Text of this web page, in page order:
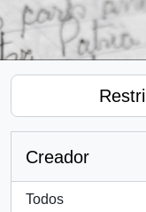
Creador
Todos